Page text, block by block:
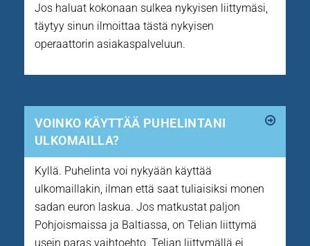
Jos haluat kokonaan sulkea nykyisen liittymäsi,
täytyy sinun ilmoittaa tästä nykyisen
operaattorin asiakaspalveluun.
VOINKO KÄYTTÄÄ PUHELINTANI
ULKOMAILLA?
Kyllä. Puhelinta voi nykyään käyttää
ulkomaillakin, ilman että saat tuliaisiksi monen
sadan euron laskua. Jos matkustat paljon
Pohjoismaissa ja Baltiassa, on Telian liittymä
usein paras vaihtoehto. Telian liittymällä ei